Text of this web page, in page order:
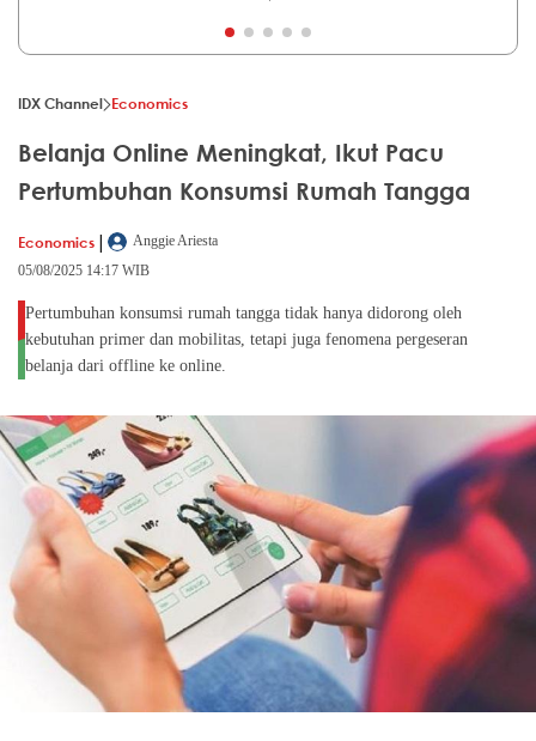
IDX Channel Economics
Belanja Online Meningkat, Ikut Pacu
Pertumbuhan Konsumsi Rumah Tangga
Economics |
Anggie Ariesta
05/08/2025 14:17 WIB
Pertumbuhan konsumsi rumah tangga tidak hanya didorong oleh
kebutuhan primer dan mobilitas, tetapi juga fenomena pergeseran
belanja dari offline ke online.